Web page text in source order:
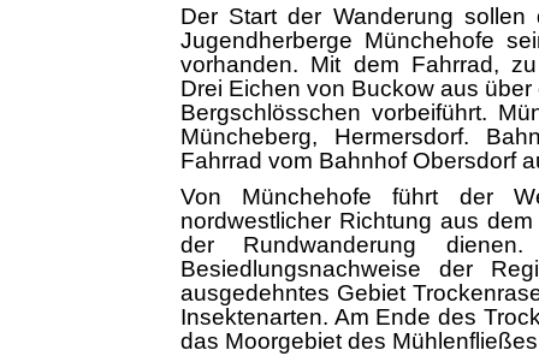
Der Start der Wanderung
Jugendherberge Münchehofe
vorhanden. Mit dem Fahrrad,
Drei Eichen von Buckow aus
Bergschlösschen vorbeiführt.
Müncheberg, Hermersdorf.
Fahrrad vom Bahnhof Obersdorf
Von Münchehofe führt der
nordwestlicher Richtung aus
der Rundwanderung
Besiedlungsnachweise der
ausgedehntes Gebiet
Insektenarten. Am Ende des
das Moorgebiet des